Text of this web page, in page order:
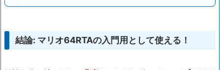
結論: マリオ64RTAの入門用として使える！